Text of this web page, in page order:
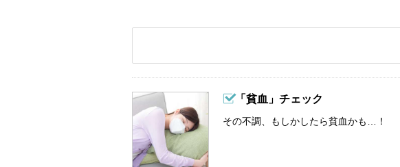
「貧血」チェック
その不調、もしかしたら貧血かも…！